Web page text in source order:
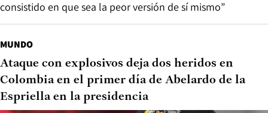
consistido en que sea la peor versión de sí mismo”
MUNDO
Ataque con explosivos deja dos heridos en
Colombia en el primer día de Abelardo de la
Espriella en la presidencia